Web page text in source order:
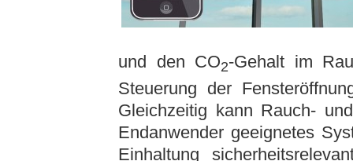
und den CO2-Gehalt im
Steuerung der
Gleichzeitig kann Rauch-
Endanwender geeignetes
Einhaltung